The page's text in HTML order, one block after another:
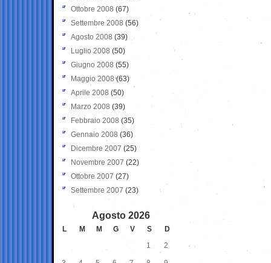
Ottobre 2008 (67)
Settembre 2008 (56)
Agosto 2008 (39)
Luglio 2008 (50)
Giugno 2008 (55)
Maggio 2008(63)
Aprile 2008 (50)
Marzo 2008 (39)
Febbraio 2008 (35)
Gennaio 2008 (36)
Dicembre 2007 (25)
Novembre 2007 (22)
Ottobre 2007 (27)
Settembre 2007 (23)
Agosto 2026
L M M G V S
D
1
2